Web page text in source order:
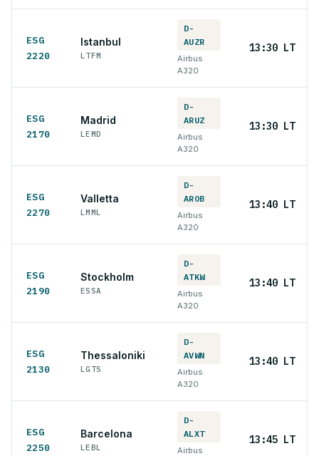
ESG
2220
Istanbul
LTFM
D-
AUZR
Airbus
A320
13:30 LT
ESG
2170
Madrid
LEMD
D-
ARUZ
Airbus
A320
13:30 LT
ESG
2270
Valletta
LMML
D-
AROB
Airbus
A320
13:40 LT
ESG
2190
Stockholm
ESSA
D-
ATKW
Airbus
A320
13:40 LT
ESG
2130
Thessaloniki
LGTS
D-
AVWN
Airbus
A320
13:40 LT
ESG
2250
Barcelona
LEBL
D-
ALXT
Airbus
13:45 LT